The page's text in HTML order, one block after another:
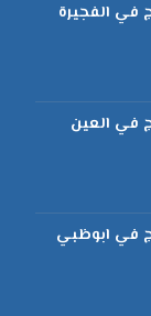
في الفجيرة
في العين
في ابوظبي